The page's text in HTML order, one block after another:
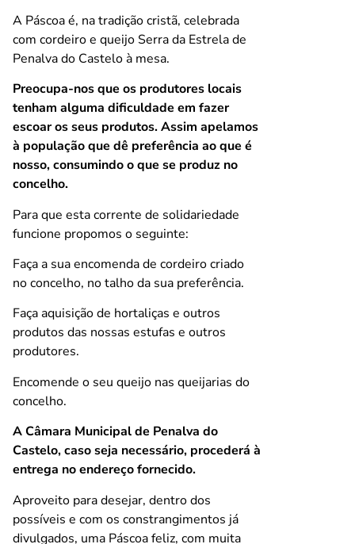
A Páscoa é, na tradição cristã, celebrada
com cordeiro e queijo Serra da Estrela de
Penalva do Castelo à mesa.
Preocupa-nos que os produtores locais
tenham alguma dificuldade em fazer
escoar os seus produtos. Assim apelamos
à população que dê preferência ao que é
nosso, consumindo o que se produz no
concelho.
Para que esta corrente de solidariedade
funcione propomos o seguinte:
Faça a sua encomenda de cordeiro criado
no concelho, no talho da sua preferência.
Faça aquisição de hortaliças e outros
produtos das nossas estufas e outros
produtores.
Encomende o seu queijo nas queijarias do
concelho.
A Câmara Municipal de Penalva do
Castelo, caso seja necessário, procederá à
entrega no endereço fornecido.
Aproveito para desejar, dentro dos
possíveis e com os constrangimentos já
divulgados, uma Páscoa feliz, com muita